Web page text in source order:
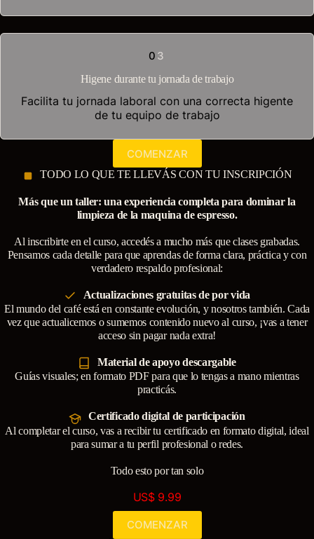
0 3
Higene durante tu jornada de trabajo
Facilita tu jornada laboral con una correcta higente
de tu equipo de trabajo
COMENZAR
TODO LO QUE TE LLEVÁS CON TU INSCRIPCIÓN
Más que un taller: una experiencia completa para dominar la
limpieza de la maquina de espresso.
Al inscribirte en el curso, accedés a mucho más que clases grabadas.
Pensamos cada detalle para que aprendas de forma clara, práctica y con
verdadero respaldo profesional:
Actualizaciones gratuitas de por vida
El mundo del café está en constante evolución, y nosotros también. Cada
vez que actualicemos o sumemos contenido nuevo al curso, ¡vas a tener
acceso sin pagar nada extra!
Material de apoyo descargable
Guías visuales; en formato PDF para que lo tengas a mano mientras
practicás.
Certificado digital de participación
Al completar el curso, vas a recibir tu certificado en formato digital, ideal
para sumar a tu perfil profesional o redes.
Todo esto por tan solo
US$ 9.99
COMENZAR